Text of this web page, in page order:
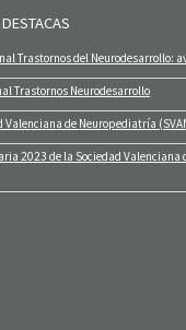
Trastornos del Neurodesarrollo:
Trastornos Neurodesarrollo
Valenciana de Neuropediatría
2023 de la Sociedad Valenciana